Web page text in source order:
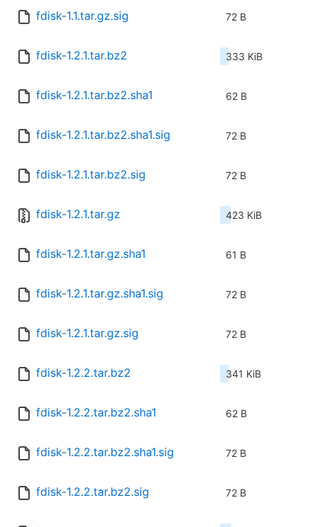
fdisk-1.1.tar.gz.sig 72 B
fdisk-1.2.1.tar.bz2 333 KiB
fdisk-1.2.1.tar.bz2.sha1 62 B
fdisk-1.2.1.tar.bz2.sha1.sig 72 B
fdisk-1.2.1.tar.bz2.sig 72 B
fdisk-1.2.1.tar.gz 423 KiB
fdisk-1.2.1.tar.gz.sha1 61 B
fdisk-1.2.1.tar.gz.sha1.sig 72 B
fdisk-1.2.1.tar.gz.sig 72 B
fdisk-1.2.2.tar.bz2 341 KiB
fdisk-1.2.2.tar.bz2.sha1 62 B
fdisk-1.2.2.tar.bz2.sha1.sig 72 B
fdisk-1.2.2.tar.bz2.sig 72 B